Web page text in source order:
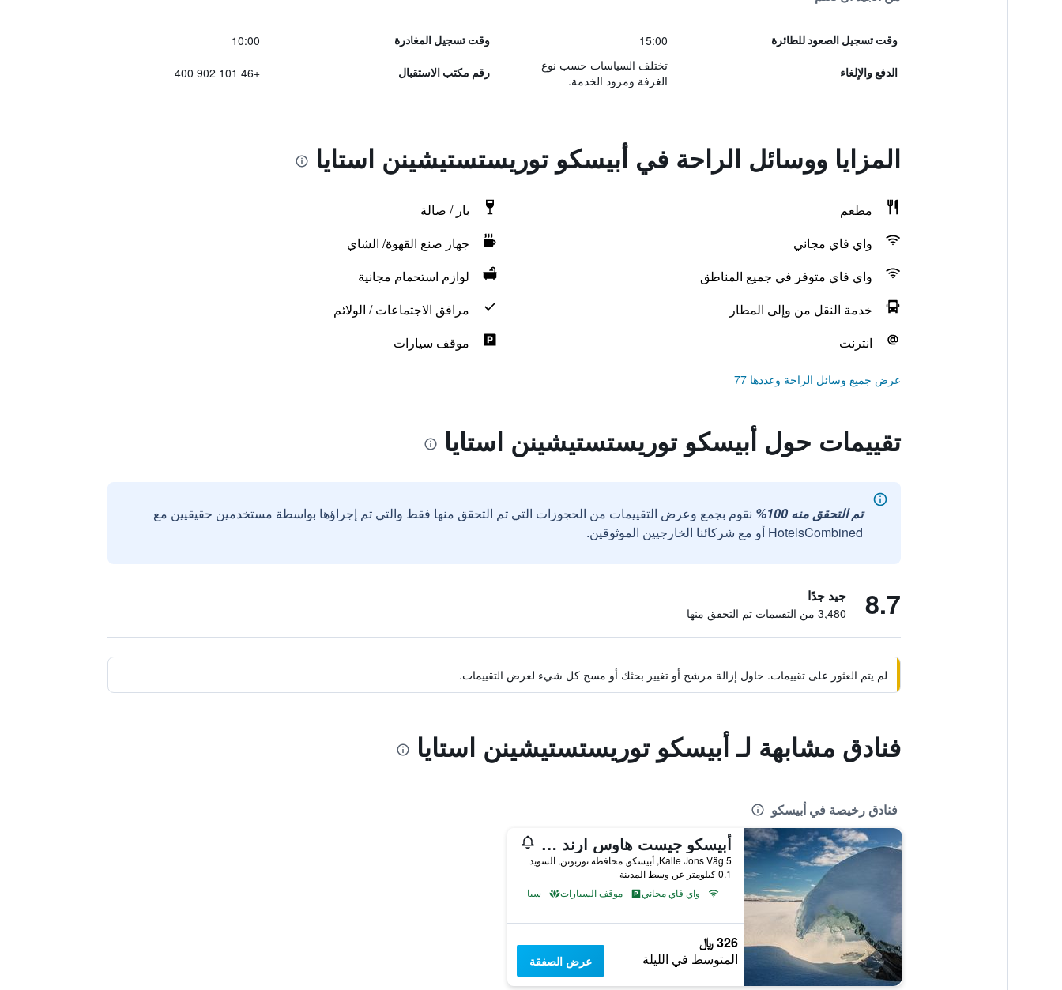
وقت تسجيل الصعود للطائرة 15:00 وقت تسجيل المغادرة 10:00
الدفع والإلغاء
تختلف السياسات حسب نوع
الغرفة ومزود الخدمة.
رقم مكتب الاستقبال +46 101 902 400
المزايا ووسائل الراحة في أبيسكو توريستستيشينن استايا
مطعم
بار / صالة
واي فاي مجاني
جهاز صنع القهوة/ الشاي
واي فاي متوفر في جميع المناطق
لوازم استحمام مجانية
خدمة النقل من وإلى المطار
مرافق الاجتماعات / الولائم
انترنت
موقف سيارات
عرض جميع وسائل الراحة وعددها 77
تقييمات حول أبيسكو توريستستيشينن استايا
تم التحقق منه 100%
نقوم بجمع وعرض التقييمات من الحجوزات التي تم التحقق منها فقط والتي تم إجراؤها بواسطة مستخدمين حقيقيين مع
HotelsCombined أو مع شركائنا الخارجيين الموثوقين.
8.7 جيد جدًا
3,480 من التقييمات تم التحقق منها
لم يتم العثور على تقييمات. حاول إزالة مرشح أو تغيير بحثك أو مسح كل شيء لعرض التقييمات.
فنادق مشابهة لـ أبيسكو توريستستيشينن استايا
فنادق رخيصة في أبيسكو
أبيسكو جيست هاوس ارند أكتيفيتيز
Kalle Jons Väg 5, أبيسكو, محافظة نوربوتن, السويد
0.1 كيلومتر عن وسط المدينة
واي فاي مجاني
موقف السيارات سبا
326 ﷼
المتوسط في الليلة عرض الصفقة